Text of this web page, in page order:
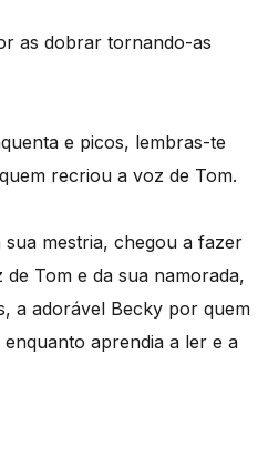
as dobrar tornando-as
e picos, lembras-te
recriou a voz de Tom.
sua mestria, chegou a fazer
Tom e da sua namorada,
a adorável Becky por quem
aprendia a ler e a